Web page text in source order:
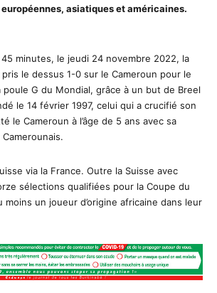
asiatiques et américaines.
minutes, le jeudi 24 novembre 2022, la
le dessus 1-0 sur le Cameroun pour le
poule G du Mondial, grâce à un but de Breel
le 14 février 1997, celui qui a crucifié son
le Cameroun à l’âge de 5 ans avec sa
Camerounais.
via la France. Outre la Suisse avec
sélections qualifiées pour la Coupe du
un joueur d’origine africaine dans leur